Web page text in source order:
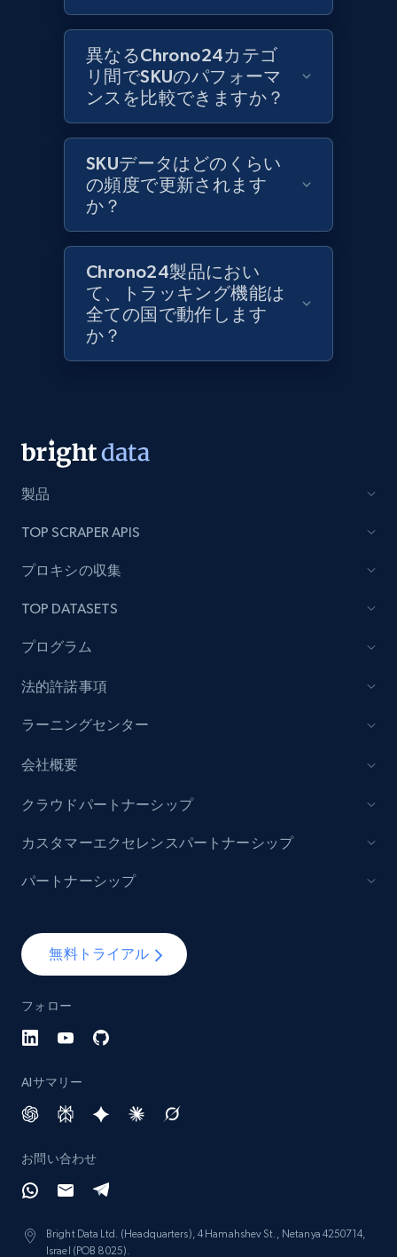
Lowes.com
URL, Domain, Marketplace pn, Sku, Other pn,
Model number, Gtin ean pn, Product name, and
Lowes.com - Gather data on products using
specified keywords
URL, Domain, Marketplace pn, Sku, Other pn,
991+ 162+
Lowes.com - Collect records by category
URL, Domain, Marketplace pn, Sku, Other pn,
Model number, Gtin ean pn, Product name, and
more.
991+
Lazada - Products
URL, Title, Rating, Reviews, Initial price, Final
keyword
URL, Title, Rating, Reviews, Initial price, Final
988+
Lazada - Products - Discover products by
URL, Title, Rating, Reviews, Initial price, Final
price, Currency, Stock, and more.
988+ 160+ 今すぐ始める
異なるChrono24カテゴ
リ間でSKUのパフォーマ
ンスを比較できますか？
SKUデータはどのくらい
の頻度で更新されます
か？
Chrono24製品におい
て、トラッキング機能は
全ての国で動作します
か？
製品
TOP SCRAPER APIS
プロキシの収集
TOP DATASETS
プログラム
法的許諾事項
ラーニングセンター
会社概要
無料トライアル
フォロー
AIサマリー
お問い合わせ
Bright Data Ltd. (Headquarters), 4 Hamahshev St., Netanya 4250714,
Israel (POB 8025).
クラウドパートナーシップ
カスタマーエクセレンスパートナーシップ
パートナーシップ